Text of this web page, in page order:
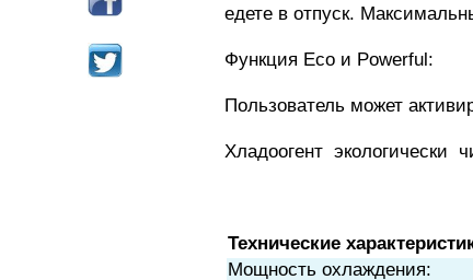
едете в отпуск.
Функция Eco и Powerful:
Пользователь может
Хладоогент экологически
Технические
Мощность охлаждения: